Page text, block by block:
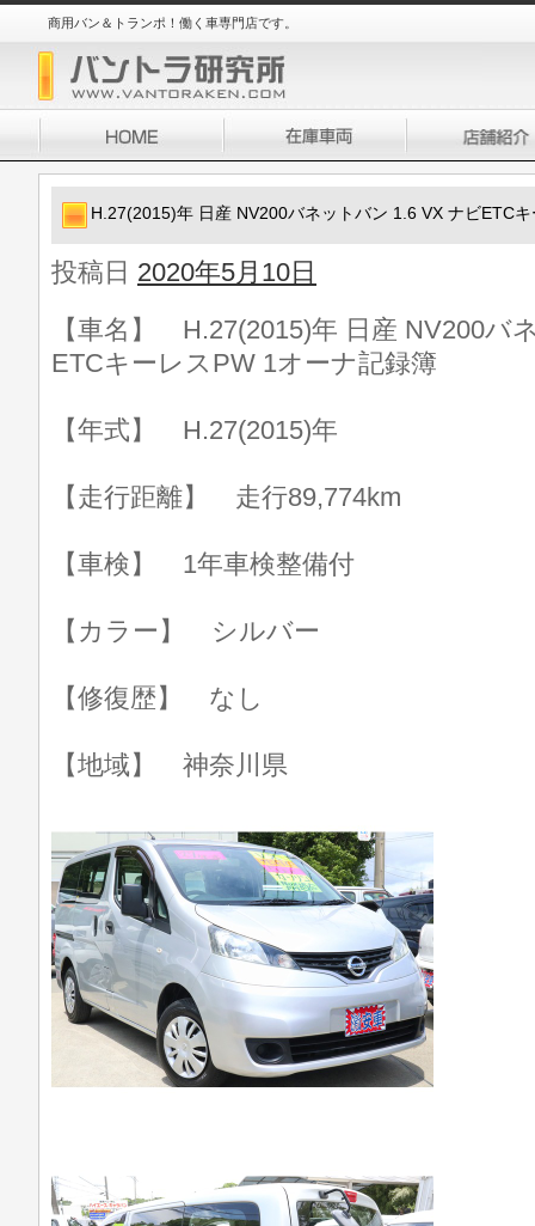
商用バン＆トランポ！働く車専門店です。
H.27(2015)年 日産 NV200バネットバン 1.6 VX ナビETC
投稿日 2020年5月10日
【車名】 H.27(2015)年 日産 NV200バ
ETCキーレスPW 1オーナ記録簿
【年式】 H.27(2015)年
【走行距離】 走行89,774km
【車検】 1年車検整備付
【カラー】 シルバー
【修復歴】 なし
【地域】 神奈川県